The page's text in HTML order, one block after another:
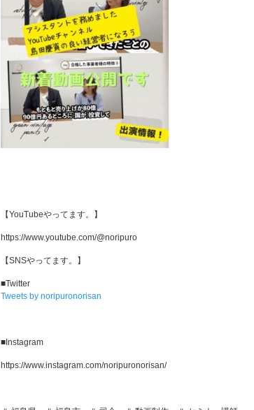
【YouTubeやってます。】
https://www.youtube.com/@noripuro
【SNSやってます。】
■Twitter
Tweets by noripuronorisan
■Instagram
https://www.instagram.com/noripuronorisan/